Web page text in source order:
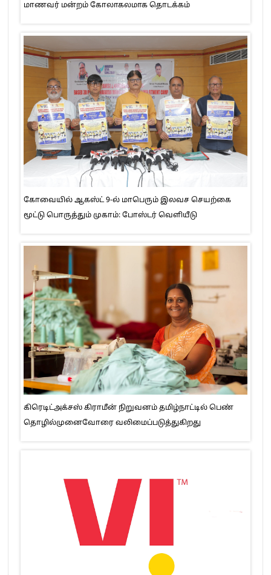
மாணவர் மன்றம் கோலாகலமாக தொடக்கம்
கோவையில் ஆகஸ்ட் 9-ல் மாபெரும் இலவச செயற்கை
மூட்டு பொருத்தும் முகாம்: போஸ்டர் வெளியீடு
கிரெடிட்அக்சஸ் கிராமீன் நிறுவனம் தமிழ்நாட்டில் பெண்
தொழில்முனைவோரை வலிமைப்படுத்துகிறது